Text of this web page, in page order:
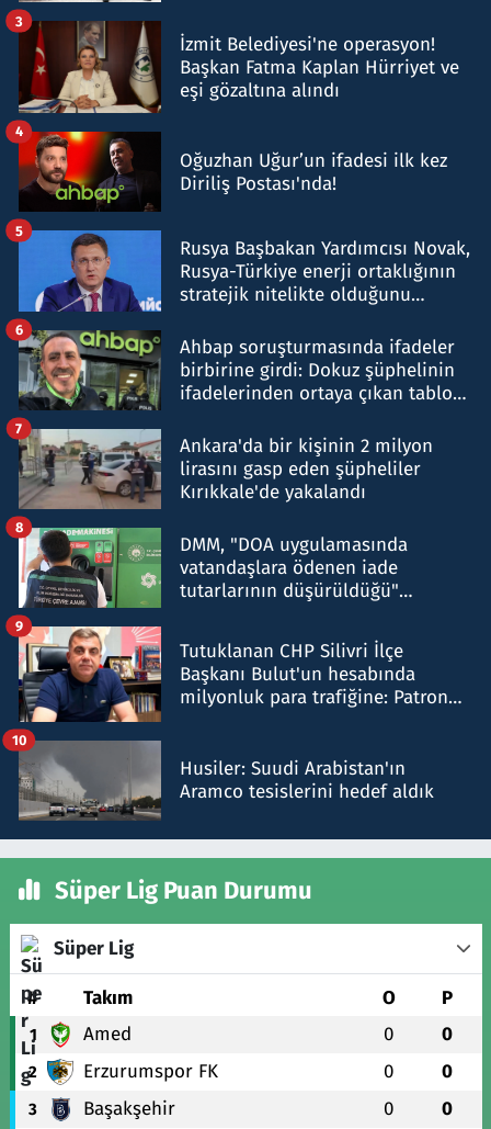
İzmit Belediyesi'ne operasyon!
Başkan Fatma Kaplan Hürriyet ve
eşi gözaltına alındı
3
Oğuzhan Uğur’un ifadesi ilk kez
Diriliş Postası'nda!
4
Rusya Başbakan Yardımcısı Novak,
Rusya-Türkiye enerji ortaklığının
stratejik nitelikte olduğunu
5
Ahbap soruşturmasında ifadeler
birbirine girdi: Dokuz şüphelinin
ifadelerinden ortaya çıkan tablo
6
Ankara'da bir kişinin 2 milyon
lirasını gasp eden şüpheliler
Kırıkkale'de yakalandı
7
DMM, "DOA uygulamasında
vatandaşlara ödenen iade
tutarlarının düşürüldüğü"
8
Tutuklanan CHP Silivri İlçe
Başkanı Bulut'un hesabında
milyonluk para trafiğine: Patron
9
Husiler: Suudi Arabistan'ın
Aramco tesislerini hedef aldık
10
Süper Lig Puan Durumu
Süper Lig
# Takım O P
1 Amed 0 0
2 Erzurumspor FK 0 0
3 Başakşehir 0 0